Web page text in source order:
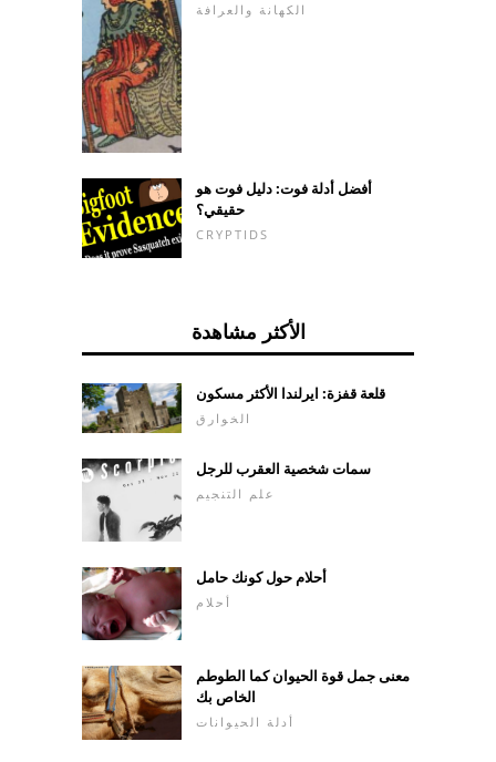
الكهانة والعرافة
أفضل أدلة فوت: دليل فوت هو
حقيقي؟
CRYPTIDS
الأكثر مشاهدة
قلعة قفزة: ايرلندا الأكثر مسكون
الخوارق
سمات شخصية العقرب للرجل
علم التنجيم
أحلام حول كونك حامل
أحلام
معنى جمل قوة الحيوان كما الطوطم
الخاص بك
أدلة الحيوانات